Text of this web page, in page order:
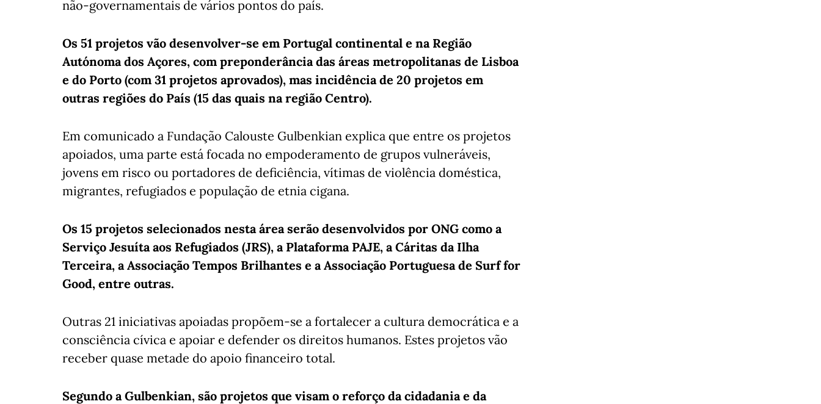
não-governamentais de vários pontos do país.
Os 51 projetos vão desenvolver-se em Portugal continental e na Região
Autónoma dos Açores, com preponderância das áreas metropolitanas de Lisboa
e do Porto (com 31 projetos aprovados), mas incidência de 20 projetos em
outras regiões do País (15 das quais na região Centro).
Em comunicado a Fundação Calouste Gulbenkian explica que entre os projetos
apoiados, uma parte está focada no empoderamento de grupos vulneráveis,
jovens em risco ou portadores de deficiência, vítimas de violência doméstica,
migrantes, refugiados e população de etnia cigana.
Os 15 projetos selecionados nesta área serão desenvolvidos por ONG como a
Serviço Jesuíta aos Refugiados (JRS), a Plataforma PAJE, a Cáritas da Ilha
Terceira, a Associação Tempos Brilhantes e a Associação Portuguesa de Surf for
Good, entre outras.
Outras 21 iniciativas apoiadas propõem-se a fortalecer a cultura democrática e a
consciência cívica e apoiar e defender os direitos humanos. Estes projetos vão
receber quase metade do apoio financeiro total.
Segundo a Gulbenkian, são projetos que visam o reforço da cidadania e da